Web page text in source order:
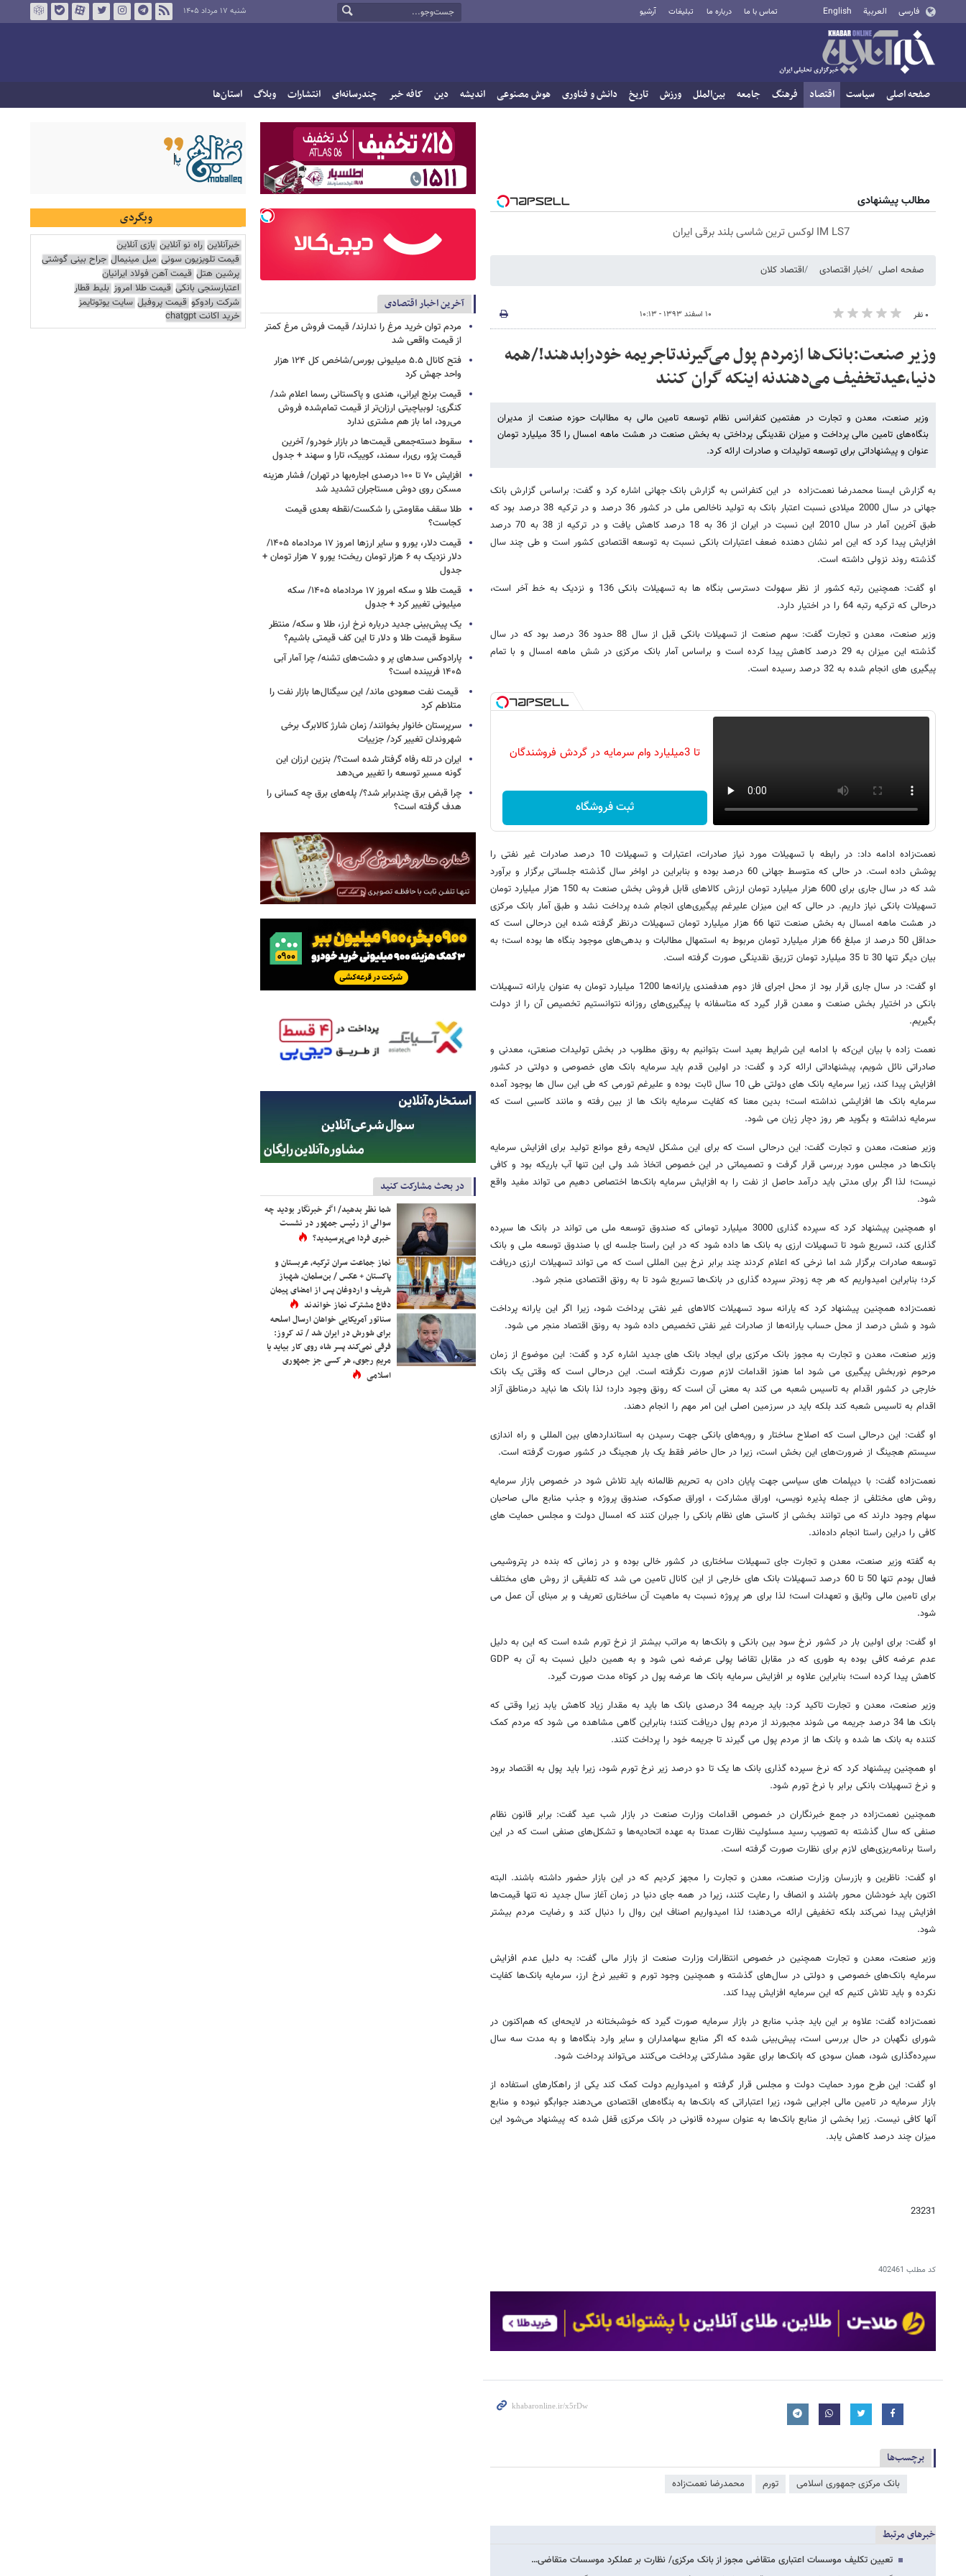
فارسی العربية English تماس با ما درباره ما تبلیغات آرشیو شنبه ۱۷ مرداد ۱۴۰۵
صفحه اصلی سیاست اقتصاد فرهنگ جامعه بین‌الملل ورزش تاریخ دانش و فناوری هوش مصنوعی اندیشه دین کافه خبر چندرسانه‌ای انتشارات وبلاگ استان‌ها
مطالب پیشنهادی
IM LS7 لوکس ترین شاسی بلند برقی ایران
صفحه اصلی اخبار اقتصادی اقتصاد کلان
۰ نفر ۱۰ اسفند ۱۳۹۳ - ۱۰:۱۳
وزیر صنعت:بانک‌ها ازمردم پول می‌گیرندتاجریمه خودرابدهند!/همه
دنیا،عیدتخفیف می‌دهندنه اینکه گران کنند
وزیر صنعت، معدن و تجارت در هفتمین کنفرانس نظام توسعه تامین مالی به مطالبات حوزه صنعت از مدیران
بنگاه‌های تامین مالی پرداخت و میزان نقدینگی پرداختی به بخش صنعت در هشت ماهه امسال را 35 میلیارد تومان
عنوان و پیشنهاداتی برای توسعه تولیدات و صادرات ارائه کرد.
به گزارش ایسنا محمدرضا نعمت‌زاده در این کنفرانس به گزارش بانک جهانی اشاره کرد و گفت: براساس گزارش بانک
جهانی در سال 2000 میلادی نسبت اعتبار بانک به تولید ناخالص ملی در کشور 36 درصد و در ترکیه 38 درصد بود که
طبق آخرین آمار در سال 2010 این نسبت در ایران از 36 به 18 درصد کاهش یافت و در ترکیه از 38 به 70 درصد
افزایش پیدا کرد که این امر نشان دهنده ضعف اعتبارات بانکی نسبت به توسعه اقتصادی کشور است و طی چند سال
گذشته روند نزولی داشته است.
او گفت: همچنین رتبه کشور از نظر سهولت دسترسی بنگاه ها به تسهیلات بانکی 136 و نزدیک به خط آخر است،
درحالی که ترکیه رتبه 64 را در اختیار دارد.
وزیر صنعت، معدن و تجارت گفت: سهم صنعت از تسهیلات بانکی قبل از سال 88 حدود 36 درصد بود که در سال
گذشته این میزان به 29 درصد کاهش پیدا کرده است و براساس آمار بانک مرکزی در شش ماهه امسال و با تمام
پیگیری های انجام شده به 32 درصد رسیده است.
تا 3میلیارد وام سرمایه در گردش فروشندگان
ثبت فروشگاه
نعمت‌زاده ادامه داد: در رابطه با تسهیلات مورد نیاز صادرات، اعتبارات و تسهیلات 10 درصد صادرات غیر نفتی را
پوشش داده است. در حالی که متوسط جهانی 60 درصد بوده و بنابراین در اواخر سال گذشته جلساتی برگزار و برآورد
شد که در سال جاری برای 600 هزار میلیارد تومان ارزش کالاهای قابل فروش بخش صنعت به 150 هزار میلیارد تومان
تسهیلات بانکی نیاز داریم. در حالی که این میزان علیرغم پیگیری‌های انجام شده پرداخت نشد و طبق آمار بانک مرکزی
در هشت ماهه امسال به بخش صنعت تنها 66 هزار میلیارد تومان تسهیلات درنظر گرفته شده این درحالی است که
حداقل 50 درصد از مبلغ 66 هزار میلیارد تومان مربوط به استمهال مطالبات و بدهی‌های موجود بنگاه ها بوده است؛ به
بیان دیگر تنها 30 تا 35 میلیارد تومان تزریق نقدینگی صورت گرفته است.
او گفت:‌ در سال جاری قرار بود از محل اجرای فاز دوم هدفمندی یارانه‌ها 1200 میلیارد تومان به عنوان یارانه تسهیلات
بانکی در اختیار بخش صنعت و معدن قرار گیرد که متاسفانه با پیگیری‌های روزانه نتوانستیم تخصیص آن را از دولت
بگیریم.
نعمت زاده با بیان این‌که با ادامه این شرایط بعید است بتوانیم به رونق مطلوب در بخش تولیدات صنعتی، معدنی و
صادراتی نائل شویم، پیشنهاداتی ارائه کرد و گفت: در اولین قدم باید سرمایه بانک های خصوصی و دولتی در کشور
افزایش پیدا کند، زیرا سرمایه بانک های دولتی طی 10 سال ثابت بوده و علیرغم تورمی که طی این سال ها بوجود آمده
سرمایه بانک ها افزایشی نداشته است؛ بدین معنا که کفایت سرمایه بانک ها از بین رفته و مانند کاسبی است که
سرمایه نداشته و بگوید هر روز دچار زیان می شود.
وزیر صنعت، معدن و تجارت گفت: این درحالی است که برای این مشکل لایحه رفع موانع تولید برای افزایش سرمایه
بانک‌ها در مجلس مورد بررسی قرار گرفت و تصمیماتی در این خصوص اتخاذ شد ولی این تنها آب باریکه بود و کافی
نیست؛ لذا اگر برای مدتی باید درآمد حاصل از نفت را به افزایش سرمایه بانک‌ها اختصاص دهیم می تواند مفید واقع
شود.
او همچنین پیشنهاد کرد که سپرده گذاری 3000 میلیارد تومانی که صندوق توسعه ملی می تواند در بانک ها سپرده
گذاری کند، تسریع شود تا تسهیلات ارزی به بانک ها داده شود که در این راستا جلسه ای با صندوق توسعه ملی و بانک
توسعه صادرات برگزار شد اما نرخی که اعلام کردند چند برابر نرخ بین المللی است که می تواند تسهیلات ارزی دریافت
کرد؛ بنابراین امیدواریم که هر چه زودتر سپرده گذاری در بانک‌ها تسریع شود تا به رونق اقتصادی منجر شود.
نعمت‌زاده همچنین پیشنهاد کرد که یارانه سود تسهیلات کالاهای غیر نفتی پرداخت شود، زیرا اگر این یارانه پرداخت
شود و شش درصد از محل حساب یارانه‌ها از صادرات غیر نفتی تخصیص داده شود به رونق اقتصاد منجر می شود.
وزیر صنعت، معدن و تجارت به مجوز بانک مرکزی برای ایجاد بانک های جدید اشاره کرد و گفت: این موضوع از زمان
مرحوم نوربخش پیگیری می شود اما هنوز اقدامات لازم صورت نگرفته است. این درحالی است که وقتی یک بانک
خارجی در کشور اقدام به تاسیس شعبه می کند به معنی آن است که رونق وجود دارد؛ لذا بانک ها نباید درمناطق آزاد
اقدام به تاسیس شعبه کند بلکه باید در سرزمین اصلی این امر مهم را انجام دهند.
او گفت:‌ این درحالی است که اصلاح ساختار و رویه‌های بانکی جهت رسیدن به استانداردهای بین المللی و راه اندازی
سیستم هجینگ از ضرورت‌های این بخش است، زیرا در حال حاضر فقط یک بار هجینگ در کشور صورت گرفته است.
نعمت‌زاده گفت:‌ با دیپلمات های سیاسی جهت پایان دادن به تحریم ظالمانه باید تلاش شود در خصوص بازار سرمایه
روش های مختلفی از جمله پذیره نویسی، اوراق مشارکت ، اوراق صکوک، صندوق پروژه و جذب منابع مالی صاحبان
سهام وجود دارند که می توانند بخشی از کاستی های نظام بانکی را جبران کنند که امسال دولت و مجلس حمایت های
کافی را دراین راستا انجام داده‌اند.
به گفته وزیر صنعت، معدن و تجارت جای تسهیلات ساختاری در کشور خالی بوده و در زمانی که بنده در پتروشیمی
فعال بودم تنها 50 تا 60 درصد تسهیلات بانک های خارجی از این کانال تامین می شد که تلفیقی از روش های مختلف
برای تامین مالی وثایق و تعهدات است؛ لذا برای هر پروژه نسبت به ماهیت آن ساختاری تعریف و بر مبنای آن عمل می
شود.
او گفت: برای اولین بار در کشور نرخ سود بین بانکی و بانک‌ها به مراتب بیشتر از نرخ تورم شده است که این به دلیل
عدم عرضه کافی بوده به طوری که در مقابل تقاضا پولی عرضه نمی شود و به همین دلیل نسبت به آن به GDP
کاهش پیدا کرده است؛ بنابراین علاوه بر افزایش سرمایه بانک ها عرضه پول در کوتاه مدت صورت گیرد.
وزیر صنعت، معدن و تجارت تاکید کرد: باید جریمه 34 درصدی بانک ها باید به مقدار زیاد کاهش یابد زیرا وقتی که
بانک ها 34 درصد جریمه می شوند مجبورند از مردم پول دریافت کنند؛ بنابراین گاهی مشاهده می شود که مردم کمک
کننده به بانک ها شده و بانک ها از مردم پول می گیرند تا جریمه خود را پرداخت کنند.
او همچنین پیشنهاد کرد که نرخ سپرده گذاری بانک ها یک تا دو درصد زیر نرخ تورم شود، زیرا باید پول به اقتصاد برود
و نرخ تسهیلات بانکی برابر با نرخ تورم شود.
همچنین نعمت‌زاده در جمع خبرنگاران در خصوص اقدامات وزارت صنعت در بازار شب عید گفت: برابر قانون نظام
صنفی که سال گذشته به تصویب رسید مسئولیت نظارت عمدتا به عهده اتحادیه‌ها و تشکل‌های صنفی است که در این
راستا برنامه‌ریزی‌های لازم برای نظارت صورت گرفته است.
او گفت: ناظرین و بازرسان وزارت صنعت، معدن و تجارت را مجهز کردیم که در این بازار حضور داشته باشند. البته
اکنون باید خودشان محور باشند و انصاف را رعایت کنند، زیرا در همه جای دنیا در زمان آغاز سال جدید نه تنها قیمت‌ها
افزایش پیدا نمی‌کند بلکه تخفیفی ارائه می‌دهند؛ لذا امیدواریم اصناف این روال را دنبال کند و رضایت مردم بیشتر
شود.
وزیر صنعت، معدن و تجارت همچنین در خصوص انتظارات وزارت صنعت از بازار مالی گفت: به دلیل عدم افزایش
سرمایه بانک‌های خصوصی و دولتی در سال‌های گذشته و همچنین وجود تورم و تغییر نرخ ارز، سرمایه بانک‌ها کفایت
نکرده و باید تلاش کنیم که این سرمایه افزایش پیدا کند.
نعمت‌زاده گفت: علاوه بر این باید جذب منابع در بازار سرمایه صورت گیرد که خوشبختانه در لایحه‌ای که هم‌اکنون در
شورای نگهبان در حال بررسی است، پیش‌بینی شده که اگر منابع سهامداران و سایر وارد بنگاه‌ها و به مدت سه سال
سپرده‌گذاری شود، همان سودی که بانک‌ها برای عقود مشارکتی پرداخت می‌کنند می‌تواند پرداخت شود.
او گفت: این طرح مورد حمایت دولت و مجلس قرار گرفته و امیدواریم دولت کمک کند یکی از راهکارهای استفاده از
بازار سرمایه در تامین مالی اجرایی شود، زیرا اعتباراتی که بانک‌ها به بنگاه‌های اقتصادی می‌دهند جوابگو نبوده و منابع
آنها کافی نیست. زیرا بخشی از منابع بانک‌ها به عنوان سپرده قانونی در بانک مرکزی قفل شده که پیشنهاد می‌شود این
میزان چند درصد کاهش یابد.
23231
کد مطلب 402461
برچسب‌ها
بانک مرکزی جمهوری اسلامی تورم محمدرضا نعمت‌زاده
خبرهای مرتبط
تعیین تکلیف موسسات اعتباری متقاضی مجوز از بانک مرکزی/ نظارت بر عملکرد موسسات متقاضی…
آخرین اخبار اقتصادی
مردم توان خرید مرغ را ندارند/ قیمت فروش مرغ کمتر
از قیمت واقعی شد
فتح کانال ۵.۵ میلیونی بورس/شاخص کل ۱۲۴ هزار
واحد جهش کرد
قیمت برنج ایرانی، هندی و پاکستانی رسما اعلام شد/
کنگری: لوبیاچیتی ارزان‌تر از قیمت تمام‌شده فروش
می‌رود، اما باز هم مشتری ندارد
سقوط دسته‌جمعی قیمت‌ها در بازار خودرو/ آخرین
قیمت پژو، ری‌را، سمند، کوییک، تارا و سهند + جدول
افزایش ۷۰ تا ۱۰۰ درصدی اجاره‌بها در تهران/ فشار هزینه
مسکن روی دوش مستاجران تشدید شد
طلا سقف مقاومتی را شکست/نقطه بعدی قیمت
کجاست؟
قیمت دلار، یورو و سایر ارزها امروز ۱۷ مردادماه ۱۴۰۵/
دلار نزدیک به ۶ هزار تومان ریخت؛ یورو ۷ هزار تومان +
جدول
قیمت طلا و سکه امروز ۱۷ مردادماه ۱۴۰۵/ سکه
میلیونی تغییر کرد + جدول
یک پیش‌بینی جدید درباره نرخ ارز، طلا و سکه/ منتظر
سقوط قیمت طلا و دلار تا این کف قیمتی باشیم؟
پارادوکس سدهای پر و دشت‌های تشنه/ چرا آمار آبی
۱۴۰۵ فریبنده است؟
قیمت نفت صعودی ماند/ این سیگنال‌ها بازار نفت را
متلاطم کرد
سرپرستان خانوار بخوانند/ زمان شارژ کالابرگ برخی
شهروندان تغییر کرد/ جزییات
ایران در تله رفاه گرفتار شده است؟/ بنزین ارزان این
گونه مسیر توسعه را تغییر می‌دهد
چرا قبض برق چندبرابر شد؟/ پله‌های برق چه کسانی را
هدف گرفته است؟
در بحث مشارکت کنید
شما نظر بدهید/ اگر خبرنگار بودید چه
سوالی از رئیس جمهور در نشست
خبری فردا می‌پرسیدید؟
نماز جماعت سران ترکیه، عربستان و
پاکستان + عکس / بن‌سلمان، شهباز
شریف و اردوغان پس از امضای پیمان
دفاع مشترک نماز خواندند
سناتور آمریکایی خواهان ارسال اسلحه
برای شورش در ایران شد / تد کروز:
فرقی نمی‌کند پسر شاه روی کار بیاید یا
مریم رجوی، هر کسی جز جمهوری
اسلامی
وبگردی
خبرآنلاین راه نو آنلاین بازی آنلاین
قیمت تلویزیون سونی مبل مینیمال جراح بینی گوشتی
پرشین هتل قیمت آهن فولاد ایرانیان
اعتبارسنجی بانکی قیمت طلا امروز بلیط قطار
شرکت رادوکو قیمت پروفیل سایت یوتوتایمز
خرید اکانت chatgpt